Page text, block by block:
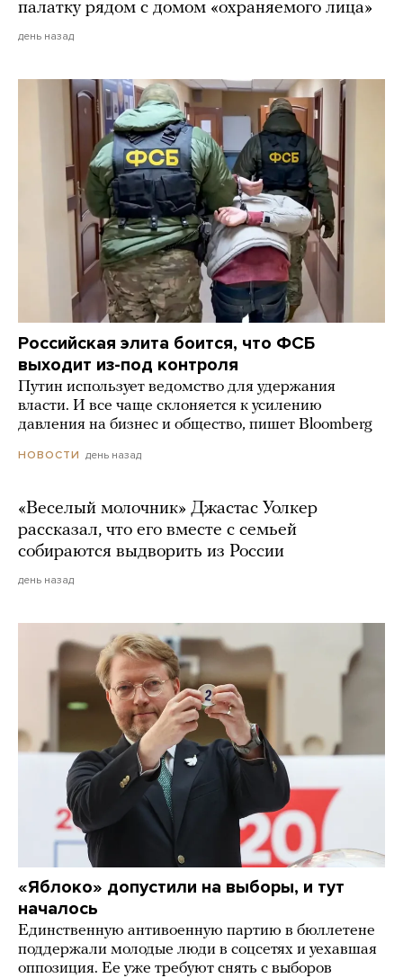
палатку рядом с домом «охраняемого лица»
день назад
Российская элита боится, что ФСБ
выходит из-под контроля
Путин использует ведомство для удержания
власти. И все чаще склоняется к усилению
давления на бизнес и общество, пишет Bloomberg
НОВОСТИ день назад
«Веселый молочник» Джастас Уолкер
рассказал, что его вместе с семьей
собираются выдворить из России
день назад
«Яблоко» допустили на выборы, и тут
началось
Единственную антивоенную партию в бюллетене
поддержали молодые люди в соцсетях и уехавшая
оппозиция. Ее уже требуют снять с выборов